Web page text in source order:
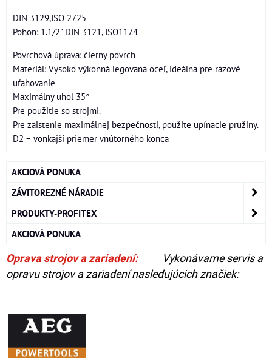
DIN 3129,ISO 2725
Pohon: 1.1/2" DIN 3121, ISO1174
Povrchová úprava: čierny povrch
Materiál: Vysoko výkonná legovaná oceľ, ideálna pre rázové
uťahovanie
Maximálny uhol 35°
Pre použitie so strojmi.
Pre zaistenie maximálnej bezpečnosti, použite upínacie pružiny.
D2 = vonkajší priemer vnútorného konca
AKCIOVÁ PONUKA
ZÁVITOREZNÉ NÁRADIE
PRODUKTY-PROFITEX
AKCIOVÁ PONUKA
Oprava strojov a zariadení:
Vykonávame servis a
opravu strojov a zariadení nasledujúcich značiek: